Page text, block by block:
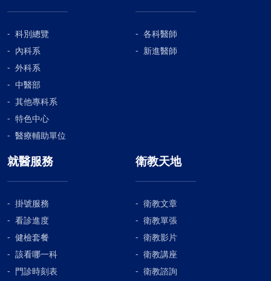
科別總覽
內科系
外科系
中醫部
其他專科系
特色中心
醫療輔助單位
各科醫師
新進醫師
就醫服務
掛號服務
看診進度
健檢套餐
該看哪一科
門診時刻表
衛教天地
衛教文章
衛教單張
衛教影片
衛教講座
衛教諮詢